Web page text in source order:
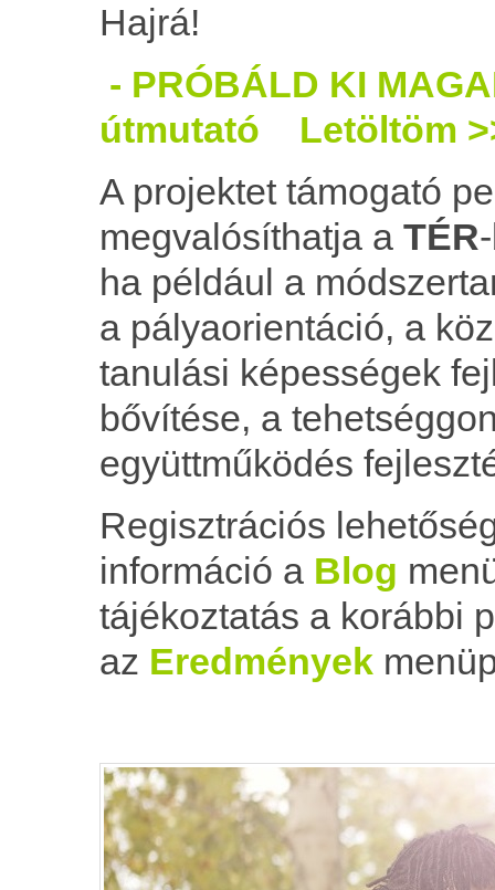
Hajrá!
- PRÓBÁLD KI
útmutató Letöltöm
A projektet támogató
megvalósíthatja a TÉR
ha például a
a pályaorientáció, a
tanulási képességek
bővítése, a
együttműködés
Regisztrációs
információ a Blog
tájékoztatás a korábbi
az Eredmények